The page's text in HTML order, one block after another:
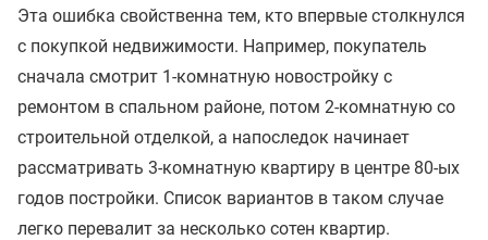
Эта ошибка свойственна тем, кто впервые столкнулся
с покупкой недвижимости. Например, покупатель
сначала смотрит 1-комнатную новостройку с
ремонтом в спальном районе, потом 2-комнатную со
строительной отделкой, а напоследок начинает
рассматривать 3-комнатную квартиру в центре 80-ых
годов постройки. Список вариантов в таком случае
легко перевалит за несколько сотен квартир.